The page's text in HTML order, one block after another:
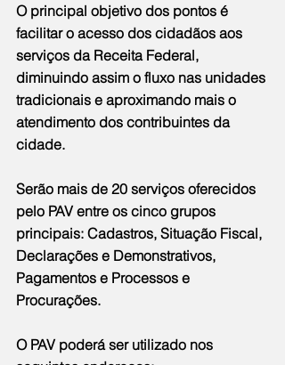
O principal objetivo dos pontos é
facilitar o acesso dos cidadãos aos
serviços da Receita Federal,
diminuindo assim o fluxo nas unidades
tradicionais e aproximando mais o
atendimento dos contribuintes da
cidade.
Serão mais de 20 serviços oferecidos
pelo PAV entre os cinco grupos
principais: Cadastros, Situação Fiscal,
Declarações e Demonstrativos,
Pagamentos e Processos e
Procurações.
O PAV poderá ser utilizado nos